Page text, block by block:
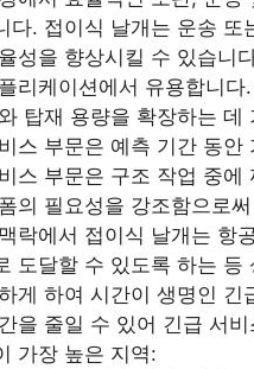
다. 접이식 날개는 운송
성을 향상시킬 수 있습니
리케이션에서 유용합니
탑재 용량을 확장하는 데
스 부문은 예측 기간 동안
스 부문은 구조 작업 중
의 필요성을 강조함으로
락에서 접이식 날개는 항
도달할 수 있도록 하는
게 하여 시간이 생명인
을 줄일 수 있어 긴급 서
가장 높은 지역: